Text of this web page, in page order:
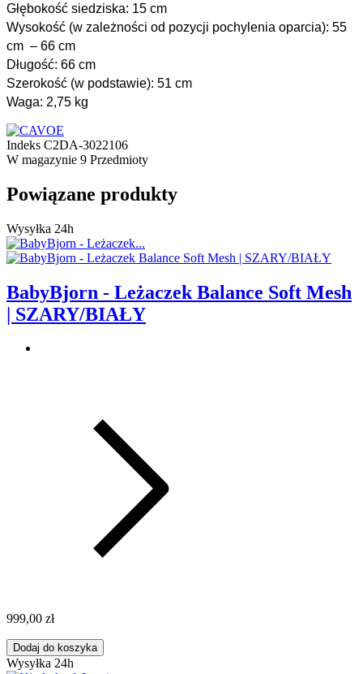
Głębokość siedziska: 15 cm
Wysokość (w zależności od pozycji pochylenia oparcia): 55
cm – 66 cm
Długość: 66 cm
Szerokość (w podstawie): 51 cm
Waga: 2,75 kg
Indeks C2DA-3022106
W magazynie 9 Przedmioty
Powiązane produkty
Wysyłka 24h
BabyBjorn - Leżaczek Balance Soft Mesh
| SZARY/BIAŁY
999,00 zł
Dodaj do koszyka
Wysyłka 24h